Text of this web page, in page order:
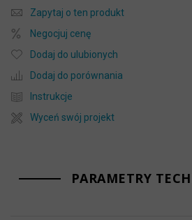
Zapytaj o ten produkt
Negocjuj cenę
Dodaj do ulubionych
Dodaj do porównania
Instrukcje
Wyceń swój projekt
PARAMETRY